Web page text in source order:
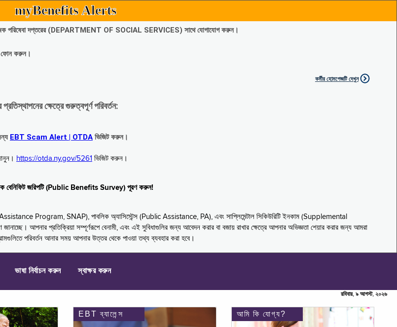
myBenefits Alerts
পরিষেবা দপ্তরের (DEPARTMENT OF SOCIAL SERVICES) সাথে যোগাযোগ করুন।
ফোন করুন।
কর্মীর হোমপেজটি দেখুন
ক্ষেত্রে গুরুত্বপূর্ণ পরিবর্তন:
EBT Scam Alert | OTDA ভিজিট করুন।
https://otda.ny.gov/5261 ভিজিট করুন।
বেনিফিট জরিপটি (Public Benefits Survey) পূরণ করুন!
Assistance Program, SNAP), পাবলিক অ্যাসিস্টেন্স (Public Assistance, PA), এবং সাপ্লিমেন্টাল সিকিউরিটি ইনকাম (Supplemental
আপনার প্রতিক্রিয়া সম্পূর্ণরূপে বেনামী, এবং এই সুবিধাগুলির জন্য আবেদন করার বা বজায় রাখার ক্ষেত্রে আপনার অভিজ্ঞতা শেয়ার করার জন্য আমরা
পরিবর্তন আনার সময় আপনার উত্তর থেকে পাওয়া তথ্য ব্যবহার করা হবে।
ভাষা নির্বাচন করুন স্বাক্ষর করুন
রবিবার, ৯ আগস্ট, ২০২৬
EBT ব্যালেন্স আমি কি যোগ্য?